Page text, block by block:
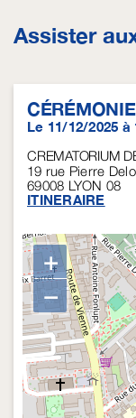
Assister
CÉRÉMONIE
Le 11/12/2025 à
CREMATORIUM
19 rue Pierre
69008 LYON 08
ITINERAIRE
+
−